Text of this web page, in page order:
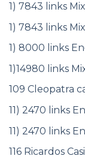
1) 7843 links
1) 7843 links
1) 8000 links
1)14980 links
109 Cleopatra
11) 2470 links
11) 2470 links
116 Ricardos